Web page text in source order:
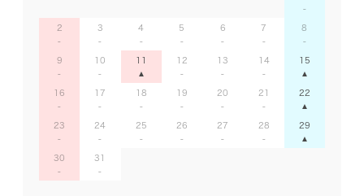
2 3 4 5 6 7 8
9 10 11 12 13 14 15
16 17 18 19 20 21 22
23 24 25 26 27 28 29
30 31